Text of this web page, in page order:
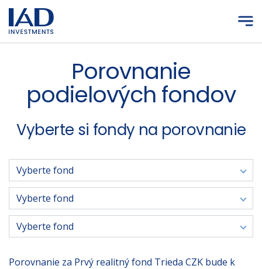
Prejsť na hlavný obsah
Porovnanie
podielových fondov
Vyberte si fondy na porovnanie
Vyberte fond
Vyberte fond
Vyberte fond
Vyberte fond
Vyberte fond
Vyberte fond
Porovnanie za Prvý realitný fond Trieda CZK bude k